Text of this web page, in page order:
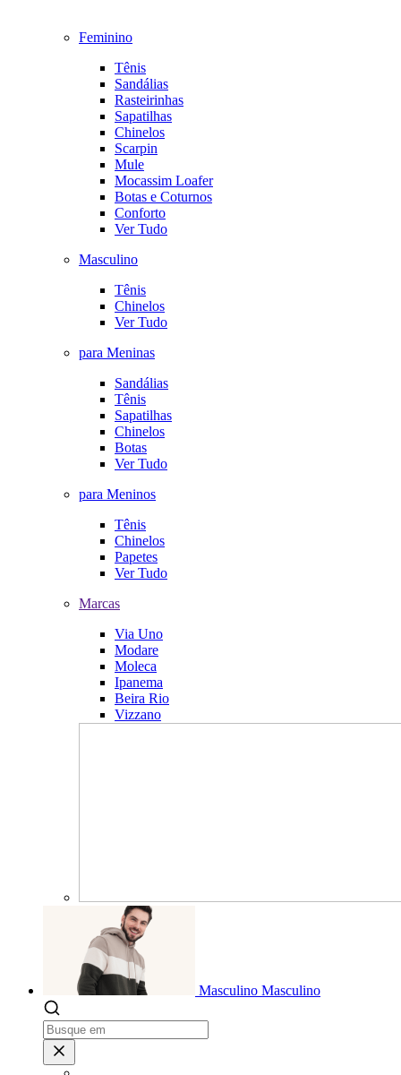
Feminino
Tênis
Sandálias
Rasteirinhas
Sapatilhas
Chinelos
Scarpin
Mule
Mocassim Loafer
Botas e Coturnos
Conforto
Ver Tudo
Masculino
Tênis
Chinelos
Ver Tudo
para Meninas
Sandálias
Tênis
Sapatilhas
Chinelos
Botas
Ver Tudo
para Meninos
Tênis
Chinelos
Papetes
Ver Tudo
Marcas
Via Uno
Modare
Moleca
Ipanema
Beira Rio
Vizzano
Masculino Masculino